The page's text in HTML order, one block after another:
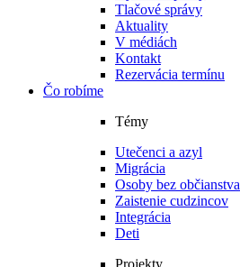
Tlačové správy
Aktuality
V médiách
Kontakt
Rezervácia termínu
Čo robíme
Témy
Utečenci a azyl
Migrácia
Osoby bez občianstva
Zaistenie cudzincov
Integrácia
Deti
Projekty